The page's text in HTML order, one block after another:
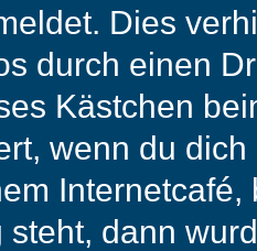
Dies
durch einen
Kästchen
wenn du
steht, dann